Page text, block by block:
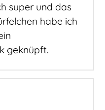
super und das
habe ich
geknüpft.